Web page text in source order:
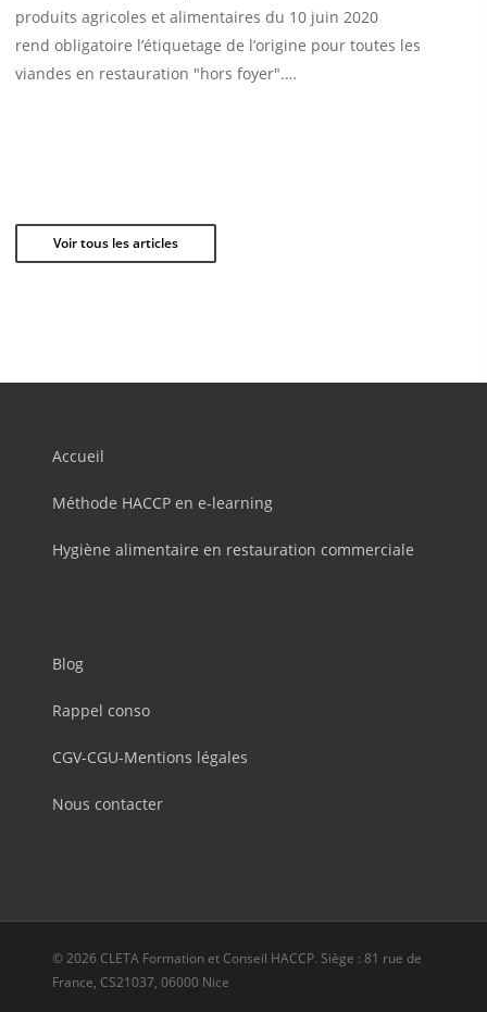
produits agricoles et alimentaires du 10 juin 2020
rend obligatoire l’étiquetage de l’origine pour toutes les
viandes en restauration "hors foyer".…
Voir tous les articles
Accueil
Méthode HACCP en e-learning
Hygiène alimentaire en restauration commerciale
Blog
Rappel conso
CGV-CGU-Mentions légales
Nous contacter
© 2026 CLETA Formation et Conseil HACCP. Siège : 81 rue de
France, CS21037, 06000 Nice